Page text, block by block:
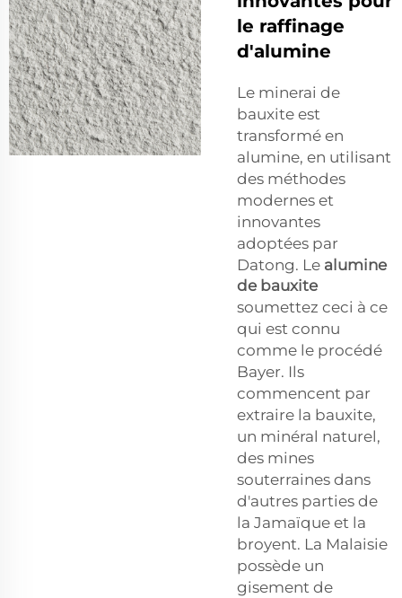
le raffinage
d'alumine
Le minerai de
bauxite est
transformé en
alumine, en utilisant
des méthodes
modernes et
innovantes
adoptées par
Datong. Le alumine
de bauxite
soumettez ceci à ce
qui est connu
comme le procédé
Bayer. Ils
commencent par
extraire la bauxite,
un minéral naturel,
des mines
souterraines dans
d'autres parties de
la Jamaïque et la
broyent. La Malaisie
possède un
gisement de